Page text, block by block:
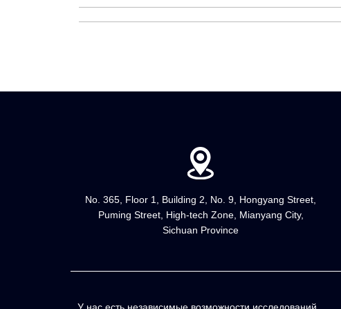
No. 365, Floor 1, Building 2, No. 9, Hongyang Street,
Puming Street, High-tech Zone, Mianyang City,
Sichuan Province